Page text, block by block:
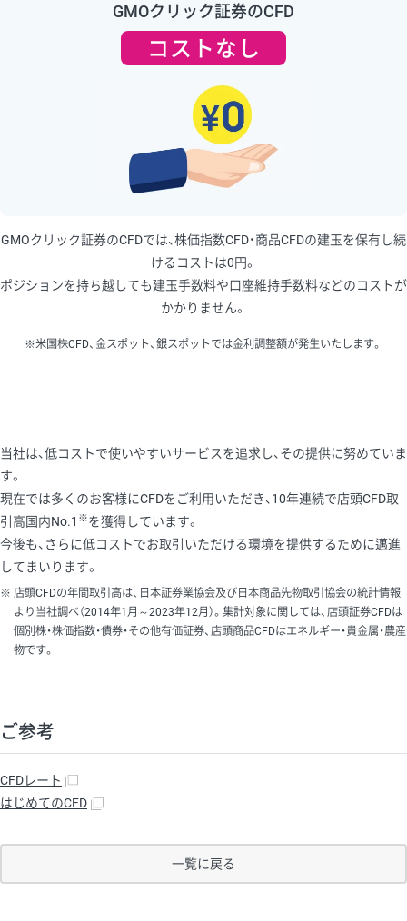
GMOクリック証券のCFD
コストなし
GMOクリック証券のCFDでは、株価指数CFD・商品CFDの建玉を保有し続
けるコストは0円。
ポジションを持ち越しても建玉手数料や口座維持手数料などのコストが
かかりません。
※米国株CFD、金スポット、銀スポットでは金利調整額が発生いたします。
当社は、低コストで使いやすいサービスを追求し、その提供に努めていま
す。
現在では多くのお客様にCFDをご利用いただき、10年連続で店頭CFD取
引高国内No.1 ※を獲得しています。
今後も、さらに低コストでお取引いただける環境を提供するために邁進
してまいります。
店頭CFDの年間取引高は、日本証券業協会及び日本商品先物取引協会の統計情報
より当社調べ（2014年1月～2023年12月）。集計対象に関しては、店頭証券CFDは
個別株・株価指数・債券・その他有価証券、店頭商品CFDはエネルギー・貴金属・農産
物です。
ご参考
CFDレート
はじめてのCFD
一覧に戻る